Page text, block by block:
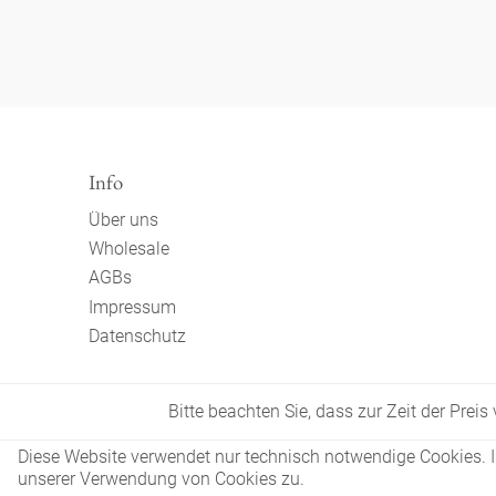
Info
Über uns
Wholesale
AGBs
Impressum
Datenschutz
Diese Website verwendet nur technisch notwendige
unserer Verwendung von Cookies zu.
Bitte beachten Sie, dass zur Zeit der